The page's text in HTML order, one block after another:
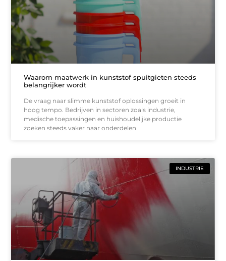
Waarom maatwerk in kunststof spuitgieten steeds
belangrijker wordt
De vraag naar slimme kunststof oplossingen groeit in
hoog tempo. Bedrijven in sectoren zoals industrie,
medische toepassingen en huishoudelijke productie
zoeken steeds vaker naar onderdelen
INDUSTRIE